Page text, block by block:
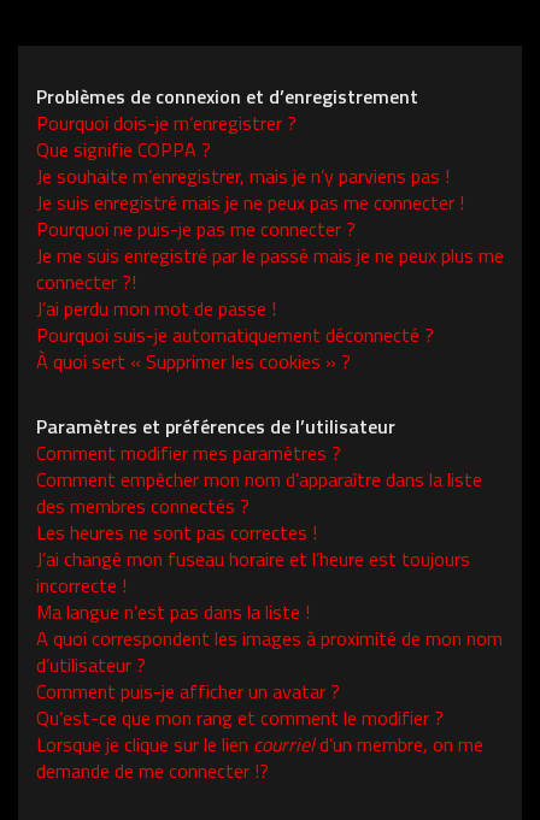
Problèmes de connexion et d’enregistrement
Pourquoi dois-je m’enregistrer ?
Que signifie COPPA ?
Je souhaite m’enregistrer, mais je n’y parviens pas !
Je suis enregistré mais je ne peux pas me connecter !
Pourquoi ne puis-je pas me connecter ?
Je me suis enregistré par le passé mais je ne peux plus me
connecter ?!
J’ai perdu mon mot de passe !
Pourquoi suis-je automatiquement déconnecté ?
À quoi sert « Supprimer les cookies » ?
Paramètres et préférences de l’utilisateur
Comment modifier mes paramètres ?
Comment empêcher mon nom d’apparaître dans la liste
des membres connectés ?
Les heures ne sont pas correctes !
J’ai changé mon fuseau horaire et l’heure est toujours
incorrecte !
Ma langue n’est pas dans la liste !
A quoi correspondent les images à proximité de mon nom
d’utilisateur ?
Comment puis-je afficher un avatar ?
Qu’est-ce que mon rang et comment le modifier ?
Lorsque je clique sur le lien courrield’un membre, on me
demande de me connecter !?